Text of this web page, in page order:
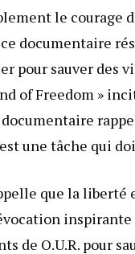
le courage
documentaire
pour sauver des
of Freedom »
une tâche qui
que la
de O.U.R. pour